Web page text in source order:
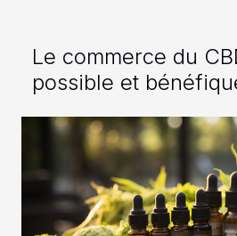
Le commerce du
possible et